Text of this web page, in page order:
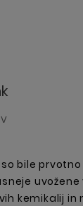
so bile
uvožene
kemikalij in